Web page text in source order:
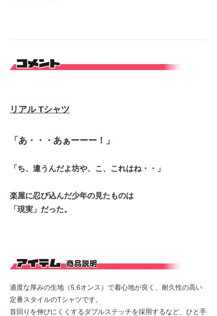
リアル Tシャツ
「あ・・・あぁーーー！」
「ち、違うんだよ坊や、こ、これはね・・」
楽屋に忍び込んだ少年の見たものは
「現実」だった。
適度な厚みの生地（5.6オンス）で着心地が良く、耐久性の高い
定番スタイルのTシャツです。
首回りを伸びにくくするダブルステッチを採用するなど、ひと手